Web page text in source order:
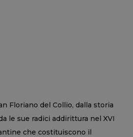
Floriano del Collio, dalla storia
le sue radici addirittura nel XVI
che costituiscono il